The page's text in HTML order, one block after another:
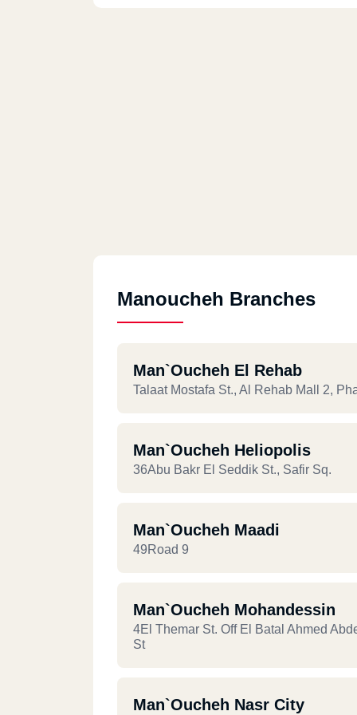
Manoucheh Branches
Man`oucheh El Rehab
Talaat Mostafa St., Al Rehab Mall 2,
Man`oucheh Heliopolis
36Abu Bakr El Seddik St., Safir Sq.
Man`oucheh Maadi
49Road 9
Man`oucheh Mohandessin
4El Themar St. Off El Batal Ahmed
St
Man`oucheh Nasr City